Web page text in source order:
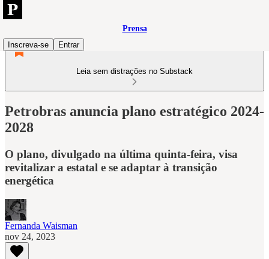
Prensa
Inscreva-se
Entrar
Leia sem distrações no Substack
Petrobras anuncia plano estratégico 2024-
2028
O plano, divulgado na última quinta-feira, visa
revitalizar a estatal e se adaptar à transição
energética
Fernanda Waisman
nov 24, 2023